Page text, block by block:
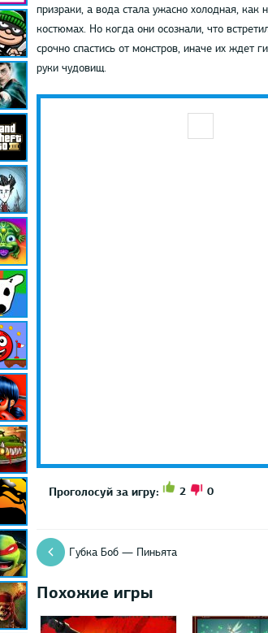
призраки, а вода стала ужасно холодная,
костюмах. Но когда они осознали, что
срочно спастись от монстров, иначе их ждет
руки чудовищ.
Проголосуй за игру: 2 0
Губка Боб — Пиньята
Похожие игры